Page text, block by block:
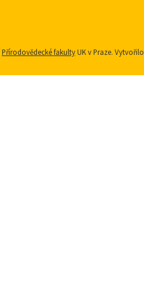
Přírodovědecké fakultyUK v Praze. Vytvořilo